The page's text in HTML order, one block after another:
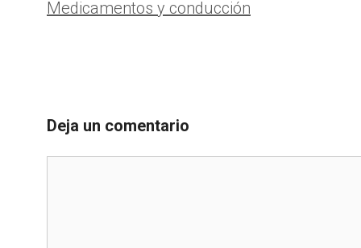
Medicamentos y conducción
Deja un comentario